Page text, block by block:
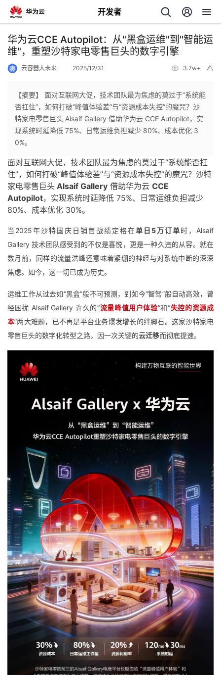
开发者
返
回
个
人
主
页
我
的
开
发
者
我
博
客
的
论
我
的
子
我
直
的
我
注
者
学
堂
我
的
我
Programs
持
我
的
技
术
我
的
云
华为云CCE Autopilot：从"黑盒运维"到"智能运
维"，重塑沙特家电零售巨头的数字引擎
云容器大未来 2025/12/31 3.7w+
【摘要】 面对互联网大促，技术团队最为焦虑的莫过于“系统能
否扛住”，如何打破“峰值体验差”与“资源成本失控”的魔咒？沙
特家电零售巨头 Alsaif Gallery 借助华为云 CCE Autopilot，实
现系统时延降低 75%、日常运维负担减少 80%、成本优化 3
0%。
面对互联网大促，技术团队最为焦虑的莫过于“系统能否扛
住”，如何打破“峰值体验差”与“资源成本失控”的魔咒？沙特
家电零售巨头 Alsaif Gallery 借助华为云 CCE
Autopilot，实现系统时延降低 75%、日常运维负担减少
80%、成本优化 30%。
当2025年沙特国庆日销售战绩定格在单日5万订单时，Alsaif
Gallery 技术团队感受到的不仅是喜悦，更是一种久违的从容。就在
数月前，同样的流量洪峰还意味着紧绷的神经与对系统中断的深深
焦虑。如今，这一切已成为历史。
运维工作从过去如“黑盒”般不可预测，到如今“智驾”般自动高效，曾
经困扰 Alsaif Gallery 许久的“流量峰值用户体验”和“失控的资源成
本”两大难题，已不再是平台业务爆发增长的绊脚石。这家沙特家电
零售巨头的数字化转型之路，因一次关键的云迁移而彻底提速。